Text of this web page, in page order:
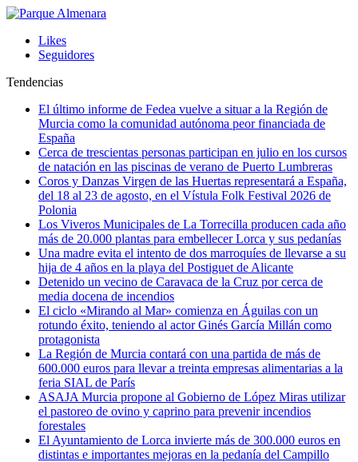
Likes
Seguidores
Tendencias
El último informe de Fedea vuelve a situar a la Región de
Murcia como la comunidad autónoma peor financiada de
España
Cerca de trescientas personas participan en julio en los cursos
de natación en las piscinas de verano de Puerto Lumbreras
Coros y Danzas Virgen de las Huertas representará a España,
del 18 al 23 de agosto, en el Vístula Folk Festival 2026 de
Polonia
Los Viveros Municipales de La Torrecilla producen cada año
más de 20.000 plantas para embellecer Lorca y sus pedanías
Una madre evita el intento de dos marroquíes de llevarse a su
hija de 4 años en la playa del Postiguet de Alicante
Detenido un vecino de Caravaca de la Cruz por cerca de
media docena de incendios
El ciclo «Mirando al Mar» comienza en Águilas con un
rotundo éxito, teniendo al actor Ginés García Millán como
protagonista
La Región de Murcia contará con una partida de más de
600.000 euros para llevar a treinta empresas alimentarias a la
feria SIAL de París
ASAJA Murcia propone al Gobierno de López Miras utilizar
el pastoreo de ovino y caprino para prevenir incendios
forestales
El Ayuntamiento de Lorca invierte más de 300.000 euros en
distintas e importantes mejoras en la pedanía del Campillo